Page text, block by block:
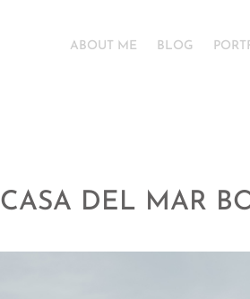
ABOUT ME BLOG
CASA DEL MAR